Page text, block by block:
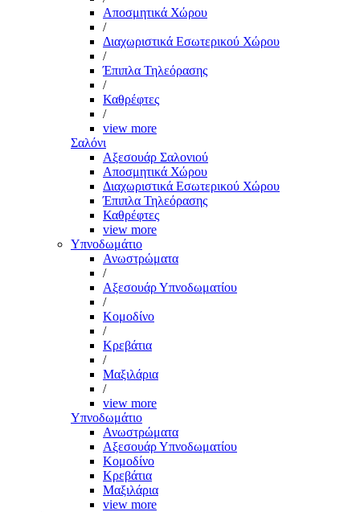
Αποσμητικά Χώρου
/
Διαχωριστικά Εσωτερικού Χώρου
/
Έπιπλα Τηλεόρασης
/
Καθρέφτες
/
view more
Σαλόνι
Αξεσουάρ Σαλονιού
Αποσμητικά Χώρου
Διαχωριστικά Εσωτερικού Χώρου
Έπιπλα Τηλεόρασης
Καθρέφτες
view more
Υπνοδωμάτιο
Ανωστρώματα
/
Αξεσουάρ Υπνοδωματίου
/
Κομοδίνο
/
Κρεβάτια
/
Μαξιλάρια
/
view more
Υπνοδωμάτιο
Ανωστρώματα
Αξεσουάρ Υπνοδωματίου
Κομοδίνο
Κρεβάτια
Μαξιλάρια
view more